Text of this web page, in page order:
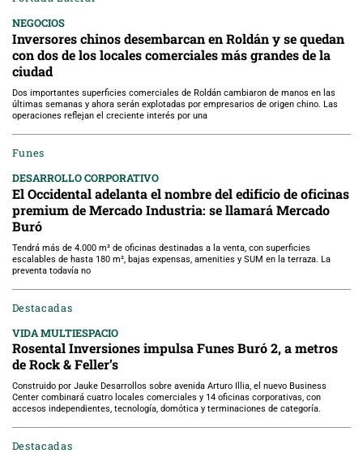
NEGOCIOS
Inversores chinos desembarcan en Roldán y se quedan
con dos de los locales comerciales más grandes de la
ciudad
Dos importantes superficies comerciales de Roldán cambiaron de manos en las
últimas semanas y ahora serán explotadas por empresarios de origen chino. Las
operaciones reflejan el creciente interés por una
Funes
DESARROLLO CORPORATIVO
El Occidental adelanta el nombre del edificio de oficinas
premium de Mercado Industria: se llamará Mercado
Buró
Tendrá más de 4.000 m² de oficinas destinadas a la venta, con superficies
escalables de hasta 180 m², bajas expensas, amenities y SUM en la terraza. La
preventa todavía no
Destacadas
VIDA MULTIESPACIO
Rosental Inversiones impulsa Funes Buró 2, a metros
de Rock & Feller’s
Construido por Jauke Desarrollos sobre avenida Arturo Illia, el nuevo Business
Center combinará cuatro locales comerciales y 14 oficinas corporativas, con
accesos independientes, tecnología, domótica y terminaciones de categoría.
Destacadas